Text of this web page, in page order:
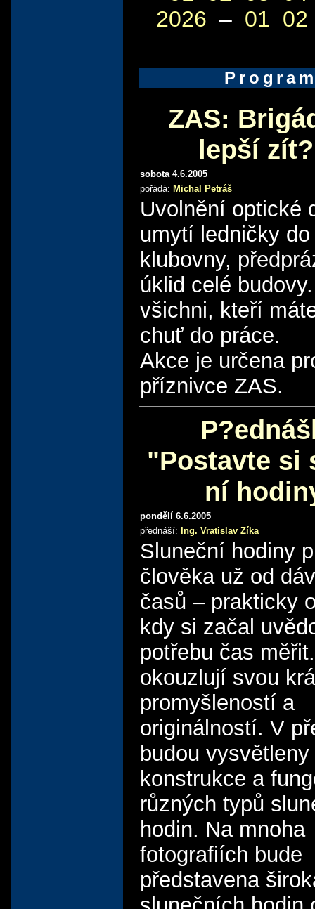
2026 – 01 02
ZAS:
lepší
sobota 4.6.2005
pořádá: Michal Petráš
Uvolnění optické
umytí ledničky do
klubovny,
úklid celé
všichni, kteří
chuť do práce.
Akce je určena
příznivce ZAS.
"Postavte si
ní
pondělí 6.6.2005
přednáší: Ing. Vratislav Zíka
Sluneční hodiny
člověka už od
časů – prakticky
kdy si začal
potřebu čas
okouzlují svou
promyšleností a
originálností. V
budou
konstrukce a
různých typů
hodin. Na mnoha
fotografiích bude
představena